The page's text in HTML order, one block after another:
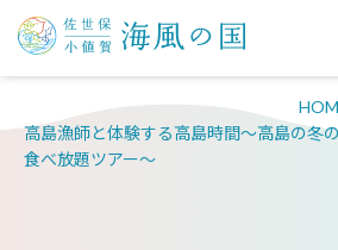
高島漁師と体験する高島時間～高島の冬
食べ放題ツアー～